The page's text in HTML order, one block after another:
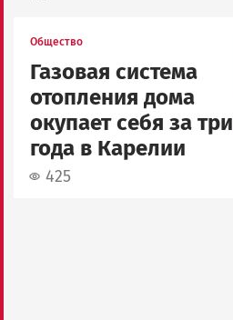
Общество
Газовая система
отопления дома
окупает себя за три
года в Карелии
425